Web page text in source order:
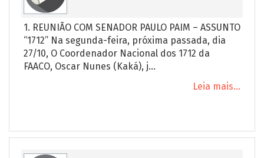
1. REUNIÃO COM SENADOR PAULO PAIM – ASSUNTO
“1712” Na segunda-feira, próxima passada, dia
27/10, O Coordenador Nacional dos 1712 da
FAACO, Oscar Nunes (Kaká), j...
Leia mais...